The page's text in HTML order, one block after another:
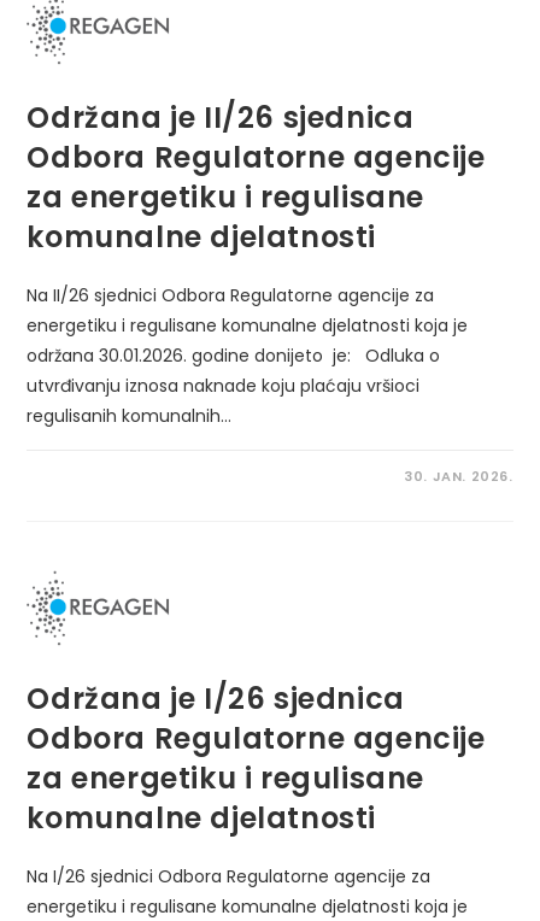
Održana je II/26 sjednica
Odbora Regulatorne agencije
za energetiku i regulisane
komunalne djelatnosti
Na II/26 sjednici Odbora Regulatorne agencije za
energetiku i regulisane komunalne djelatnosti koja je
održana 30.01.2026. godine donijeto je: Odluka o
utvrđivanju iznosa naknade koju plaćaju vršioci
regulisanih komunalnih…
30. JAN. 2026.
Održana je I/26 sjednica
Odbora Regulatorne agencije
za energetiku i regulisane
komunalne djelatnosti
Na I/26 sjednici Odbora Regulatorne agencije za
energetiku i regulisane komunalne djelatnosti koja je